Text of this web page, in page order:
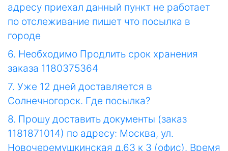
адресу приехал данный пункт не работает
по отслеживание пишет что посылка в
городе
6. Необходимо Продлить срок хранения
заказа 1180375364
7. Уже 12 дней доставляется в
Солнечногорск. Где посылка?
8. Прошу доставить документы (заказ
1181871014) по адресу: Москва, ул.
Новочеремушкинская д.63 к 3 (офис). Время